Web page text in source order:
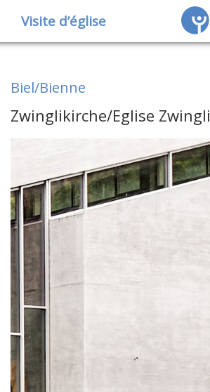
Visite d’église
Biel/Bienne
Zwinglikirche/Eglise Zwingli